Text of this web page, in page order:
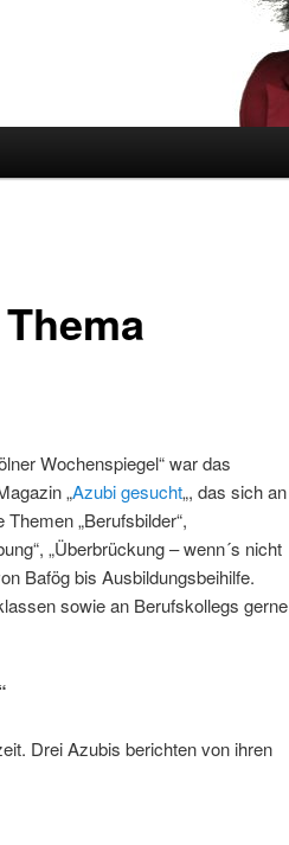
Wochenspiegel“ war das
„Azubi gesucht„, das sich an
„Berufsbilder“,
„Überbrückung – wenn´s nicht
Bafög bis Ausbildungsbeihilfe.
sowie an Berufskollegs gerne
Drei Azubis berichten von ihren